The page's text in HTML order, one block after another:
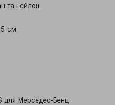
та нейлон
см
для Мерседес-Бенц